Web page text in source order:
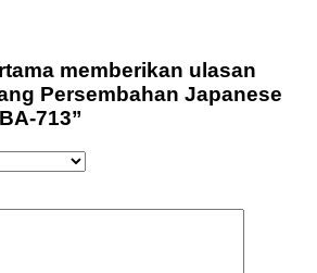
memberikan ulasan
Persembahan Japanese
713”